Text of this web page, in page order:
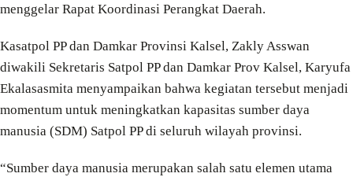
menggelar Rapat Koordinasi Perangkat Daerah.
Kasatpol PP dan Damkar Provinsi Kalsel, Zakly Asswan
diwakili Sekretaris Satpol PP dan Damkar Prov Kalsel, Karyufa
Ekalasasmita menyampaikan bahwa kegiatan tersebut menjadi
momentum untuk meningkatkan kapasitas sumber daya
manusia (SDM) Satpol PP di seluruh wilayah provinsi.
“Sumber daya manusia merupakan salah satu elemen utama